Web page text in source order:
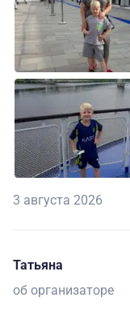
3 августа 2026
Татьяна
об организаторе